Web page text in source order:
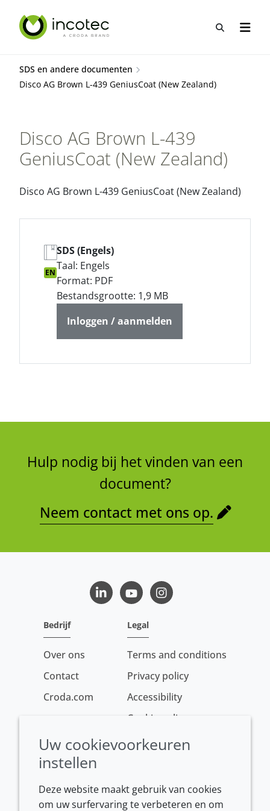
over
over
Open
Open
SDS en andere documenten
Disco AG Brown L-439 GeniusCoat (New Zealand)
Disco AG Brown L-439
GeniusCoat (New Zealand)
Disco AG Brown L-439 GeniusCoat (New Zealand)
EN
SDS (Engels)
Taal: Engels
Format: PDF
Bestandsgrootte: 1,9 MB
Inloggen / aanmelden
Hulp nodig bij het vinden van een
document?
Neem contact met ons op.
LinkedInYoutubeInstagram
Bedrijf
Over ons
Contact
Croda.com
Legal
Terms and conditions
Privacy policy
Accessibility
Cookie policy
Conditions of sale
Uw cookievoorkeuren
instellen
Deze website maakt gebruik van cookies
om uw surfervaring te verbeteren en om